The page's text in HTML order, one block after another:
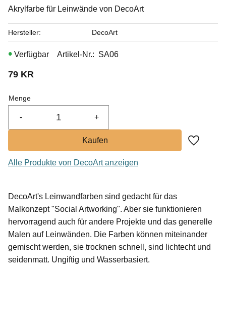
Akrylfarbe für Leinwände von DecoArt
79 KR
Menge
+
-
Zu
Artikel-Nr. SA06
Hersteller DecoArt
Alle Produkte von DecoArt anzeigen
DecoArt's Leinwandfarben sind gedacht für das
Malkonzept "Social Artworking". Aber sie funktionieren
hervorragend auch für andere Projekte und das generelle
Malen auf Leinwänden. Die Farben können miteinander
gemischt werden, sie trocknen schnell, sind lichtecht und
seidenmatt. Ungiftig und Wasserbasiert.